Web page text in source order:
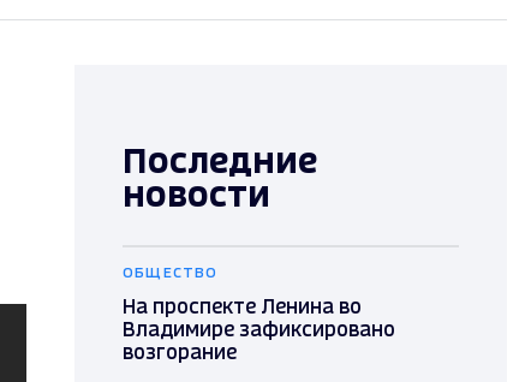
Последние
новости
ОБЩЕСТВО
На проспекте Ленина во
Владимире зафиксировано
возгорание